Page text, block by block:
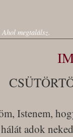
megtalálsz.
Istenem,
adok